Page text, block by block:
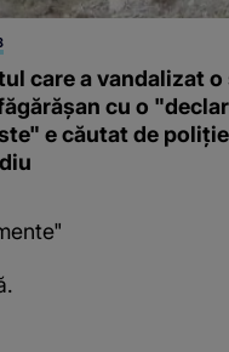
care a vandalizat o
cu o
e căutat de